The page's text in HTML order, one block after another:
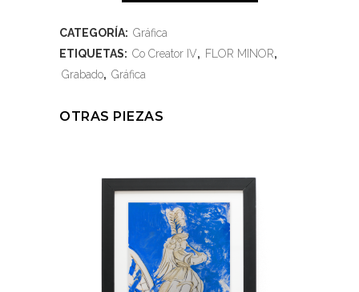
CATEGORÍA: Gráfica
ETIQUETAS: Co Creator IV, FLOR MINOR,
Grabado, Gráfica
OTRAS PIEZAS